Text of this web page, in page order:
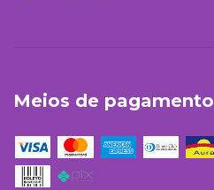
Meios de pagamento